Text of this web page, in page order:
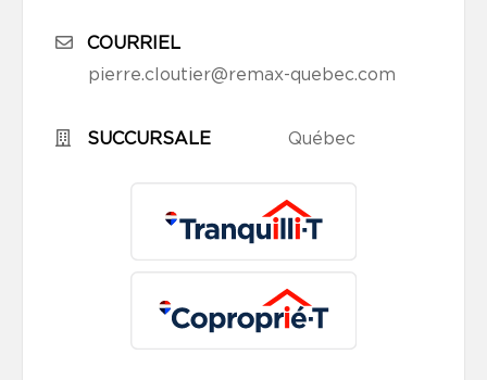
COURRIEL
pierre.cloutier@remax-quebec.com
SUCCURSALE Québec